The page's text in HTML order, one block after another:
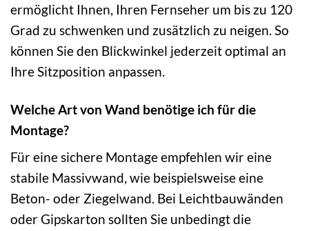
ermöglicht Ihnen, Ihren Fernseher um bis zu 120
Grad zu schwenken und zusätzlich zu neigen. So
können Sie den Blickwinkel jederzeit optimal an
Ihre Sitzposition anpassen.
Welche Art von Wand benötige ich für die
Montage?
Für eine sichere Montage empfehlen wir eine
stabile Massivwand, wie beispielsweise eine
Beton- oder Ziegelwand. Bei Leichtbauwänden
oder Gipskarton sollten Sie unbedingt die